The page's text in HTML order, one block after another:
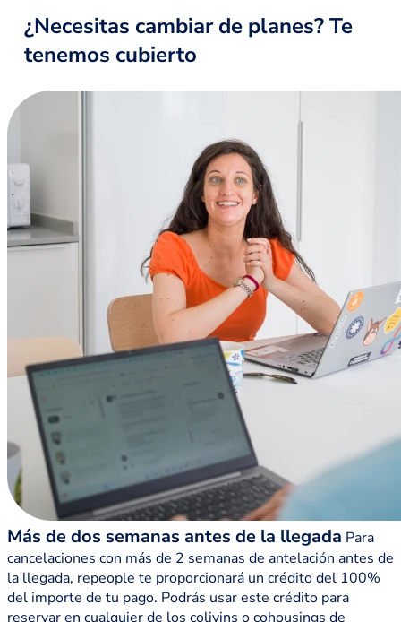
¿Necesitas cambiar de planes? Te
tenemos cubierto
Más de dos semanas antes de la llegada Para
cancelaciones con más de 2 semanas de antelación antes de
la llegada, repeople te proporcionará un crédito del 100%
del importe de tu pago. Podrás usar este crédito para
reservar en cualquier de los colivins o cohousings de